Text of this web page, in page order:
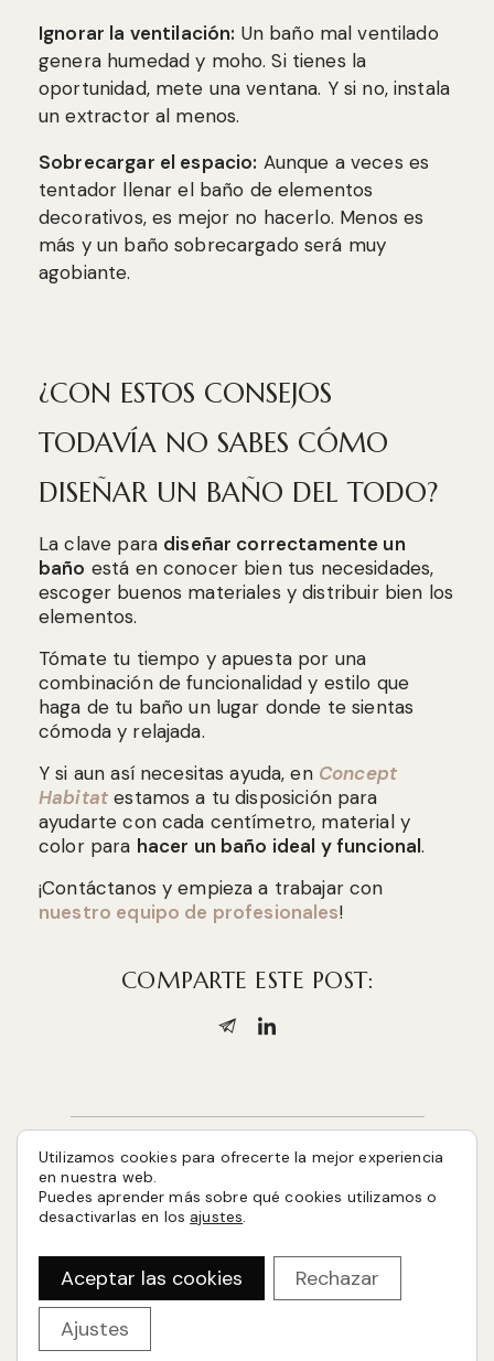
Ignorar la ventilación: Un baño mal ventilado
genera humedad y moho. Si tienes la
oportunidad, mete una ventana. Y si no, instala
un extractor al menos.
Sobrecargar el espacio: Aunque a veces es
tentador llenar el baño de elementos
decorativos, es mejor no hacerlo. Menos es
más y un baño sobrecargado será muy
agobiante.
¿CON ESTOS CONSEJOS
TODAVÍA NO SABES CÓMO
DISEÑAR UN BAÑO DEL TODO?
La clave para diseñar correctamente un
baño está en conocer bien tus necesidades,
escoger buenos materiales y distribuir bien los
elementos.
Tómate tu tiempo y apuesta por una
combinación de funcionalidad y estilo que
haga de tu baño un lugar donde te sientas
cómoda y relajada.
Y si aun así necesitas ayuda, en Concept
Habitat estamos a tu disposición para
ayudarte con cada centímetro, material y
color para hacer un baño ideal y funcional.
¡Contáctanos y empieza a trabajar con
nuestro equipo de profesionales!
COMPARTE ESTE POST:
Utilizamos cookies para ofrecerte la mejor experiencia
en nuestra web.
Puedes aprender más sobre qué cookies utilizamos o
desactivarlas en los ajustes.
Aceptar las cookies
Rechazar
Ajustes